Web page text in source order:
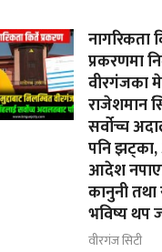
नागरिकता
प्रकरणमा
वीरगंजका
राजेशमान
सर्वोच्च
पनि झट्का,
आदेश
कानुनी
भविष्य थप
वीरगंज सिटी